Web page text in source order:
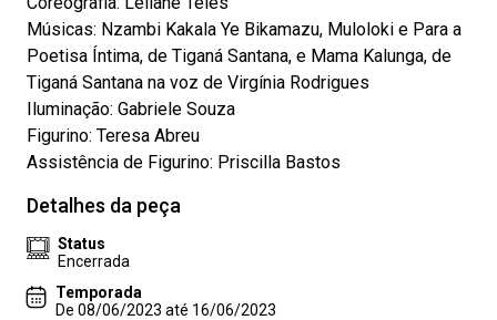
Músicas: Nzambi Kakala Ye Bikamazu, Muloloki e Para a
Poetisa Íntima, de Tiganá Santana, e Mama Kalunga, de
Tiganá Santana na voz de Virgínia Rodrigues
Iluminação: Gabriele Souza
Figurino: Teresa Abreu
Assistência de Figurino: Priscilla Bastos
Detalhes da peça
Status
Encerrada
Temporada
De 08/06/2023 até 16/06/2023